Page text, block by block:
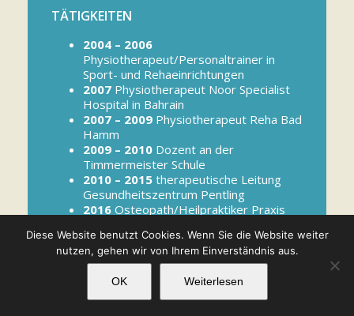
Termin buchen
TÄTIGKEITEN
2004 – 2006
Physiotherapeut/Personaltrainer in
Sport- und Rehaeinrichtungen
2007 Physiotherapeut Noor Specialist
Hospital in Bahrain
2007 – 2009 Physiotherapeut Reha Bad
Hamm
2009 – 2010 Dozent an der
Timmermeister Schule
2010 – 2015 therapeutische Leitung
Gesundheitszentrum Pentling
2016 Osteopath/Heilpraktiker Praxis
Seit 2017 Osteopath/Heilpraktiker in
der Osteopathie Praxis Münster
Termin buchen
Diese Website benutzt Cookies. Wenn Sie die Website weiter
nutzen, gehen wir von Ihrem Einverständnis aus.
OK Weiterlesen